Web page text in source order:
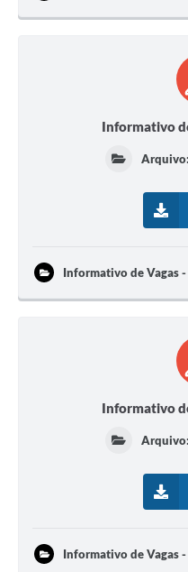
Informativo
Arquivo:
Informativo de Vagas -
Informativo
Arquivo:
Informativo de Vagas -